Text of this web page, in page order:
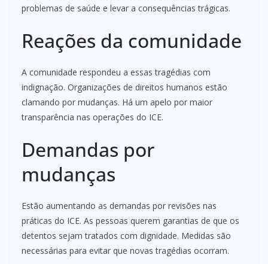
problemas de saúde e levar a consequências trágicas.
Reações da comunidade
A comunidade respondeu a essas tragédias com
indignação. Organizações de direitos humanos estão
clamando por mudanças. Há um apelo por maior
transparência nas operações do ICE.
Demandas por
mudanças
Estão aumentando as demandas por revisões nas
práticas do ICE. As pessoas querem garantias de que os
detentos sejam tratados com dignidade. Medidas são
necessárias para evitar que novas tragédias ocorram.